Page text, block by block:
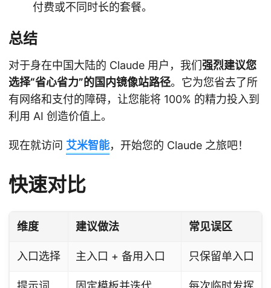
付费或不同时长的套餐。
总结
对于身在中国大陆的 Claude 用户，我们强烈建议您
选择“省心省力”的国内镜像站路径。它为您省去了所
有网络和支付的障碍，让您能将 100% 的精力投入到
利用 AI 创造价值上。
现在就访问 艾米智能，开始您的 Claude 之旅吧！
快速对比
维度 建议做法 常见误区
入口选择 主入口 + 备用入口 只保留单入口